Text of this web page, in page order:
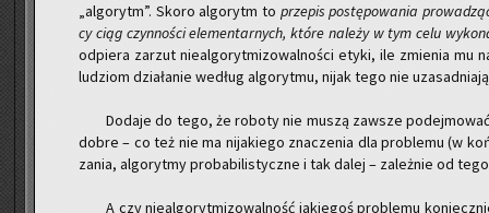
„al­go­rytm”. Skoro al­go­rytm to prze­pis po­stę­po­wa­nia
cy ciąg czyn­no­ści ele­men­tar­nych, które na­le­ży w tym celu
od­pie­ra za­rzut nie­al­go­ryt­mi­zo­wal­no­ści etyki, ile zmie­nia mu
lu­dziom dzia­ła­nie we­dług al­go­ryt­mu, nijak tego nie
Do­da­je do tego, że ro­bo­ty nie muszą za­wsze
dobre – co też nie ma ni­ja­kie­go zna­cze­nia dla pro­ble­mu (w
za­nia, al­go­ryt­my pro­ba­bi­li­stycz­ne i tak dalej – za­leż­nie od
A czy nie­al­go­ryt­mi­zo­wal­ność ja­kie­goś pro­ble­mu